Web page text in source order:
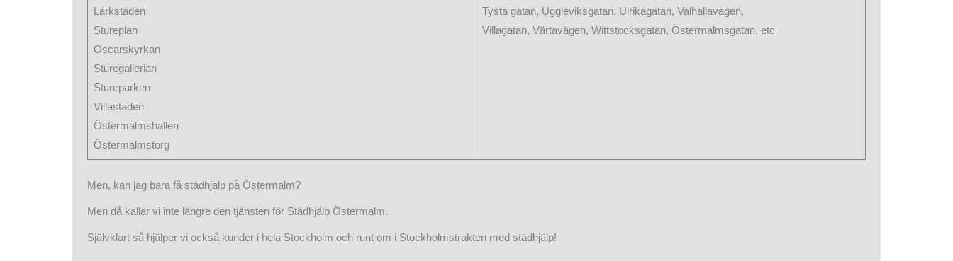
Lärkstaden
Stureplan
Oscarskyrkan
Sturegallerian
Stureparken
Villastaden
Östermalmshallen
Östermalmstorg
Tysta gatan, Uggleviksgatan, Ulrikagatan, Valhallavägen,
Villagatan, Värtavägen, Wittstocksgatan, Östermalmsgatan, etc
Men, kan jag bara få städhjälp på Östermalm?
Men då kallar vi inte längre den tjänsten för Städhjälp Östermalm.
Självklart så hjälper vi också kunder i hela Stockholm och runt om i Stockholmstrakten med städhjälp!